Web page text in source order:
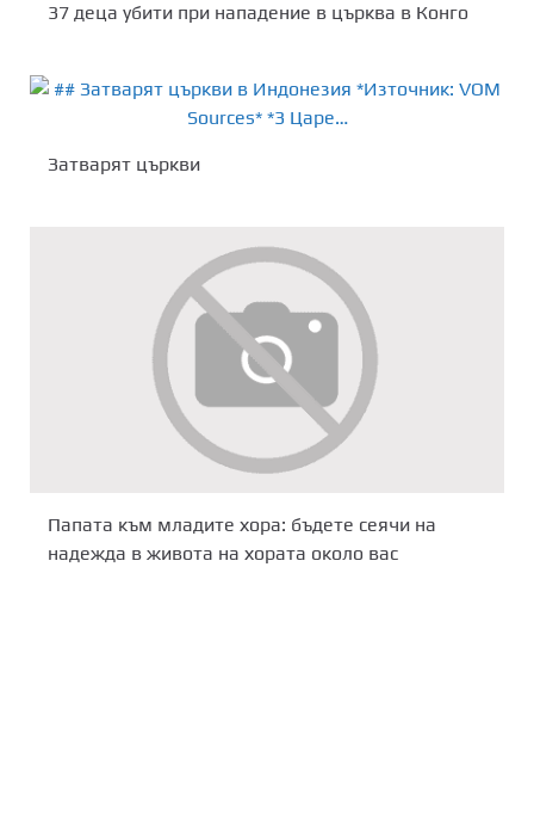
37 деца убити при нападение в църква в Конго
Затварят църкви
Папата към младите хора: бъдете сеячи на
надежда в живота на хората около вас